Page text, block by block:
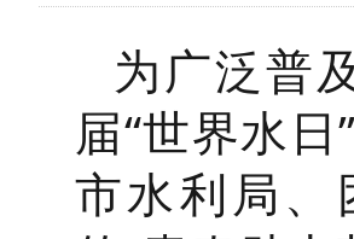
为广泛普
届“世界水
市水利局、